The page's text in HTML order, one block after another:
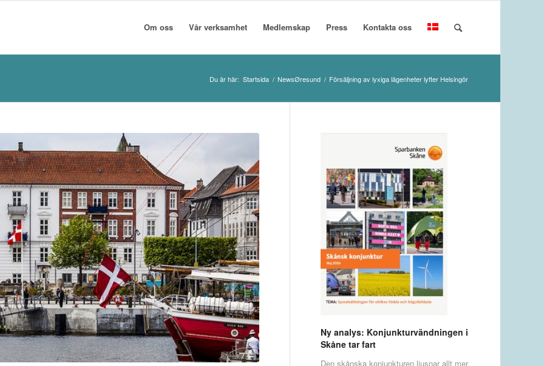
Om oss Vår verksamhet Medlemskap Press Kontakta oss
Du är här: Startsida / NewsØresund / Försäljning av lyxiga lägenheter lyfter Helsingör
Ny analys: Konjunkturvändningen i
Skåne tar fart
Den skånska konjunkturen ljusnar allt mer.